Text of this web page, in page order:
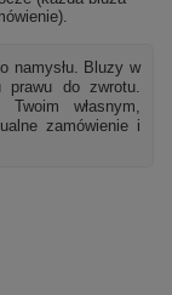
namysłu. Bluzy w
prawu do zwrotu.
własnym,
zamówienie i